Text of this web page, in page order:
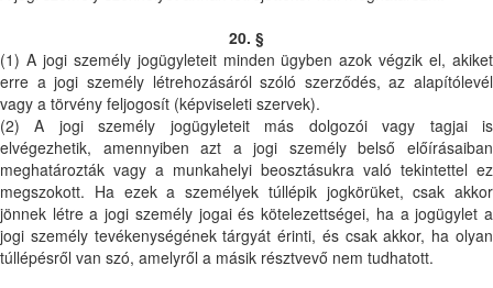
20. §
(1) A jogi személy jogügyleteit minden ügyben azok végzik el, akiket
erre a jogi személy létrehozásáról szóló szerződés, az alapítólevél
vagy a törvény feljogosít (képviseleti szervek).
(2) A jogi személy jogügyleteit más dolgozói vagy tagjai is
elvégezhetik, amennyiben azt a jogi személy belső előírásaiban
meghatározták vagy a munkahelyi beosztásukra való tekintettel ez
megszokott. Ha ezek a személyek túllépik jogkörüket, csak akkor
jönnek létre a jogi személy jogai és kötelezettségei, ha a jogügylet a
jogi személy tevékenységének tárgyát érinti, és csak akkor, ha olyan
túllépésről van szó, amelyről a másik résztvevő nem tudhatott.